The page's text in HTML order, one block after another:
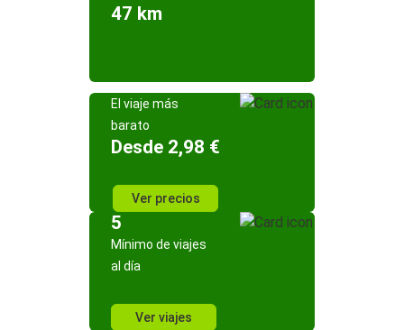
47 km
El viaje más
barato
Desde 2,98 €
Ver precios
5
Mínimo de viajes
al día
Ver viajes